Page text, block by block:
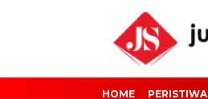
HOME PERISTIWA